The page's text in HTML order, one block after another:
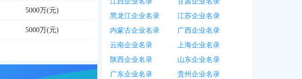
5000万(元)
5000万(元)
黑龙江企业名录
江苏企业名录
内蒙古企业名录
广西企业名录
云南企业名录
上海企业名录
陕西企业名录
山东企业名录
广东企业名录
贵州企业名录